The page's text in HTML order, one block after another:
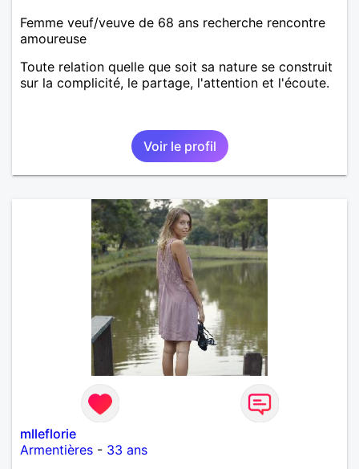
Femme veuf/veuve de 68 ans recherche rencontre
amoureuse
Toute relation quelle que soit sa nature se construit
sur la complicité, le partage, l'attention et l'écoute.
Voir le profil
mlleflorie
Armentières - 33 ans